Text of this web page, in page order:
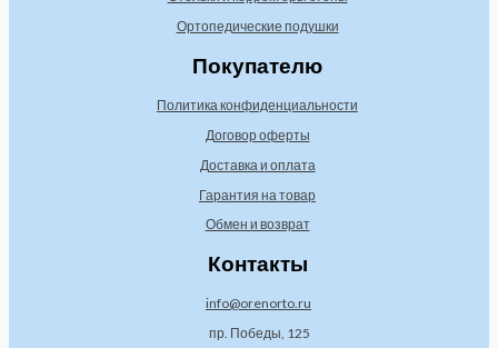
а
Ортопедические подушки
Покупателю
Политика конфиденциальности
Договор оферты
Доставка и оплата
Гарантия на товар
Обмен и возврат
Контакты
info@orenorto.ru
пр. Победы, 125